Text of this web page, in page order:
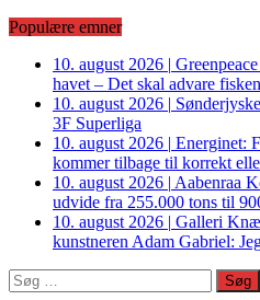
Populære emner
10. august 2026 |
havet – Det skal advare
10. august 2026 |
3F Superliga
10. august 2026 | Energinet:
kommer tilbage til korrekt
10. august 2026 | Aabenraa
udvide fra 255.000 tons til
10. august 2026 | Galleri
kunstneren Adam Gabriel:
Søg